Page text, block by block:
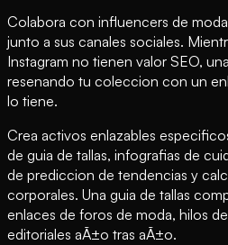
Colabora con influencers de
junto a sus canales sociales.
Instagram no tienen valor SEO,
resenando tu coleccion con un
lo tiene.
Crea activos enlazables
de guia de tallas, infografias de
de prediccion de tendencias y
corporales. Una guia de tallas
enlaces de foros de moda, hilos
editoriales aÃ±o tras aÃ±o.